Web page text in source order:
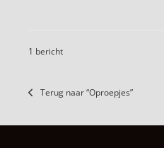
1 bericht
Terug naar “Oproepjes”